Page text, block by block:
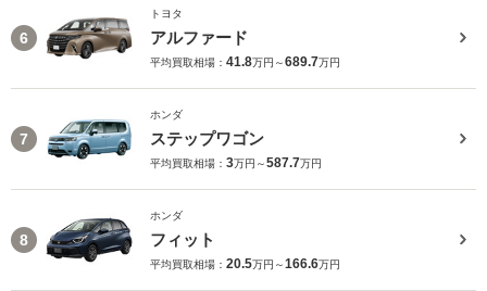
6
トヨタ
アルファード
平均買取相場： 41.8万円～689.7万円
7
ホンダ
ステップワゴン
平均買取相場： 3万円～587.7万円
8
ホンダ
フィット
平均買取相場： 20.5万円～166.6万円